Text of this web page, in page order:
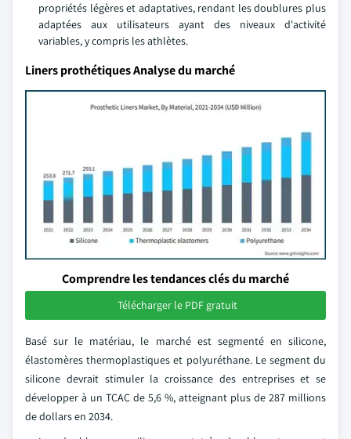
propriétés légères et adaptatives, rendant les doublures plus
adaptées aux utilisateurs ayant des niveaux d'activité
variables, y compris les athlètes.
Liners prothétiques Analyse du marché
Comprendre les tendances clés du marché
Télécharger le PDF gratuit
Basé sur le matériau, le marché est segmenté en silicone,
élastomères thermoplastiques et polyuréthane. Le segment du
silicone devrait stimuler la croissance des entreprises et se
développer à un TCAC de 5,6 %, atteignant plus de 287 millions
de dollars en 2034.